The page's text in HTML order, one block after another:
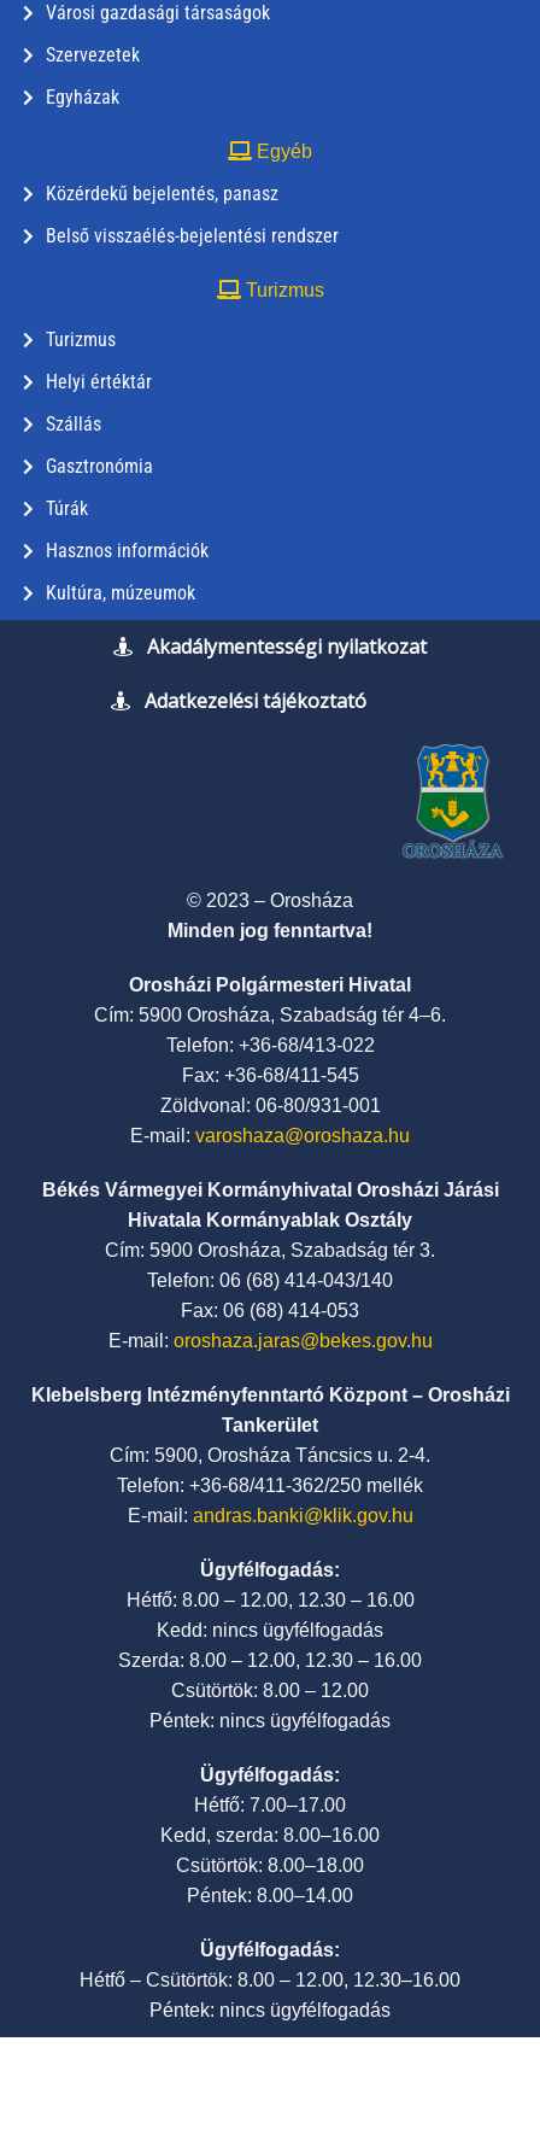
Városi gazdasági társaságok
Szervezetek
Egyházak
Egyéb
Közérdekű bejelentés, panasz
Belső visszaélés-bejelentési rendszer
Turizmus
Turizmus
Helyi értéktár
Szállás
Gasztronómia
Túrák
Hasznos információk
Kultúra, múzeumok
Akadálymentességi nyilatkozat
Adatkezelési tájékoztató
© 2023 – Orosháza
Minden jog fenntartva!
Orosházi Polgármesteri Hivatal
Cím: 5900 Orosháza, Szabadság tér 4–6.
Telefon: +36-68/413-022
Fax: +36-68/411-545
Zöldvonal: 06-80/931-001
E-mail: varoshaza@oroshaza.hu
Békés Vármegyei Kormányhivatal Orosházi Járási
Hivatala Kormányablak Osztály
Cím: 5900 Orosháza, Szabadság tér 3.
Telefon: 06 (68) 414-043/140
Fax: 06 (68) 414-053
E-mail: oroshaza.jaras@bekes.gov.hu
Klebelsberg Intézményfenntartó Központ – Orosházi
Tankerület
Cím: 5900, Orosháza Táncsics u. 2-4.
Telefon: +36-68/411-362/250 mellék
E-mail: andras.banki@klik.gov.hu
Ügyfélfogadás:
Hétfő: 8.00 – 12.00, 12.30 – 16.00
Kedd: nincs ügyfélfogadás
Szerda: 8.00 – 12.00, 12.30 – 16.00
Csütörtök: 8.00 – 12.00
Péntek: nincs ügyfélfogadás
Ügyfélfogadás:
Hétfő: 7.00–17.00
Kedd, szerda: 8.00–16.00
Csütörtök: 8.00–18.00
Péntek: 8.00–14.00
Ügyfélfogadás:
Hétfő – Csütörtök: 8.00 – 12.00, 12.30–16.00
Péntek: nincs ügyfélfogadás